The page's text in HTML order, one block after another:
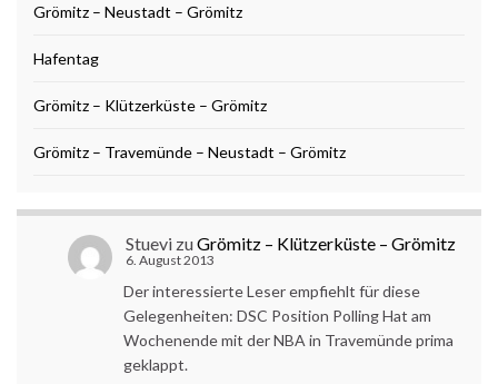
Grömitz – Neustadt – Grömitz
Hafentag
Grömitz – Klützerküste – Grömitz
Grömitz – Travemünde – Neustadt – Grömitz
Stuevi zuGrömitz – Klützerküste – Grömitz
6. August 2013
Der interessierte Leser empfiehlt für diese
Gelegenheiten: DSC Position Polling Hat am
Wochenende mit der NBA in Travemünde prima
geklappt.